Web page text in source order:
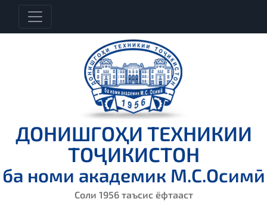
ДОНИШГОҲИ ТЕХНИКИИ
ТОҶИКИСТОН
ба номи академик М.С.Осимӣ
Соли 1956 таъсис ёфтааст